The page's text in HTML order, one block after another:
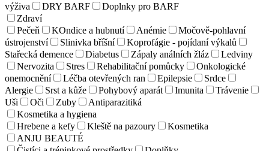
výživa
DRY BARF
Doplnky pro BARF
Zdraví
Pečeň
KOndice a hubnutí Anémie
Močově-pohlavní
ústrojenství
Slinivka bříšní
Koprofágie - pojídaní výkalů
Stařecká demence
Diabetus Zápaly análních žláz
Ledviny
Nervozita
Stres Rehabilitační pomůcky
Onkologické
onemocnění
Léčba otevřených ran Epilepsie
Srdce
Alergie
Srst a kůže Pohybový aparát Imunita
Trávenie
Uši
Oči Zuby
Antiparazitiká
Kosmetika a hygiena
Hrebene a kefy
Kleště na pazoury
Kosmetika
ANJU BEAUTÉ